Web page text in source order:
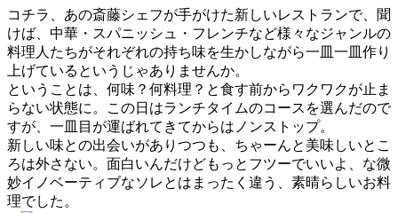
コチラ、あの斎藤シェフが手がけた新しいレストランで、聞
けば、中華・スパニッシュ・フレンチなど様々なジャンルの
料理人たちがそれぞれの持ち味を生かしながら一皿一皿作り
上げているというじゃありませんか。
ということは、何味？何料理？と食す前からワクワクが止ま
らない状態に。この日はランチタイムのコースを選んだので
すが、一皿目が運ばれてきてからはノンストップ。
新しい味との出会いがありつつも、ちゃーんと美味しいとこ
ろは外さない。面白いんだけどもっとフツーでいいよ、な微
妙イノベーティブなソレとはまったく違う、素晴らしいお料
理でした。